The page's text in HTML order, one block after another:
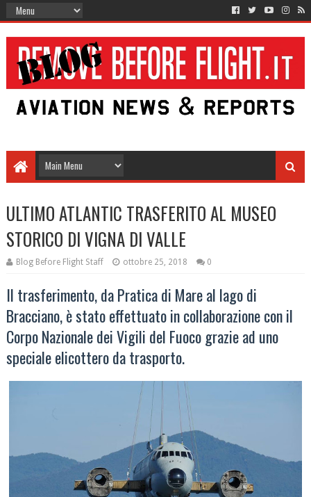
ULTIMO ATLANTIC TRASFERITO AL MUSEO
STORICO DI VIGNA DI VALLE
Blog Before Flight Staff ottobre 25, 2018 0
Il trasferimento, da Pratica di Mare al lago di
Bracciano, è stato effettuato in collaborazione con il
Corpo Nazionale dei Vigili del Fuoco grazie ad uno
speciale elicottero da trasporto.